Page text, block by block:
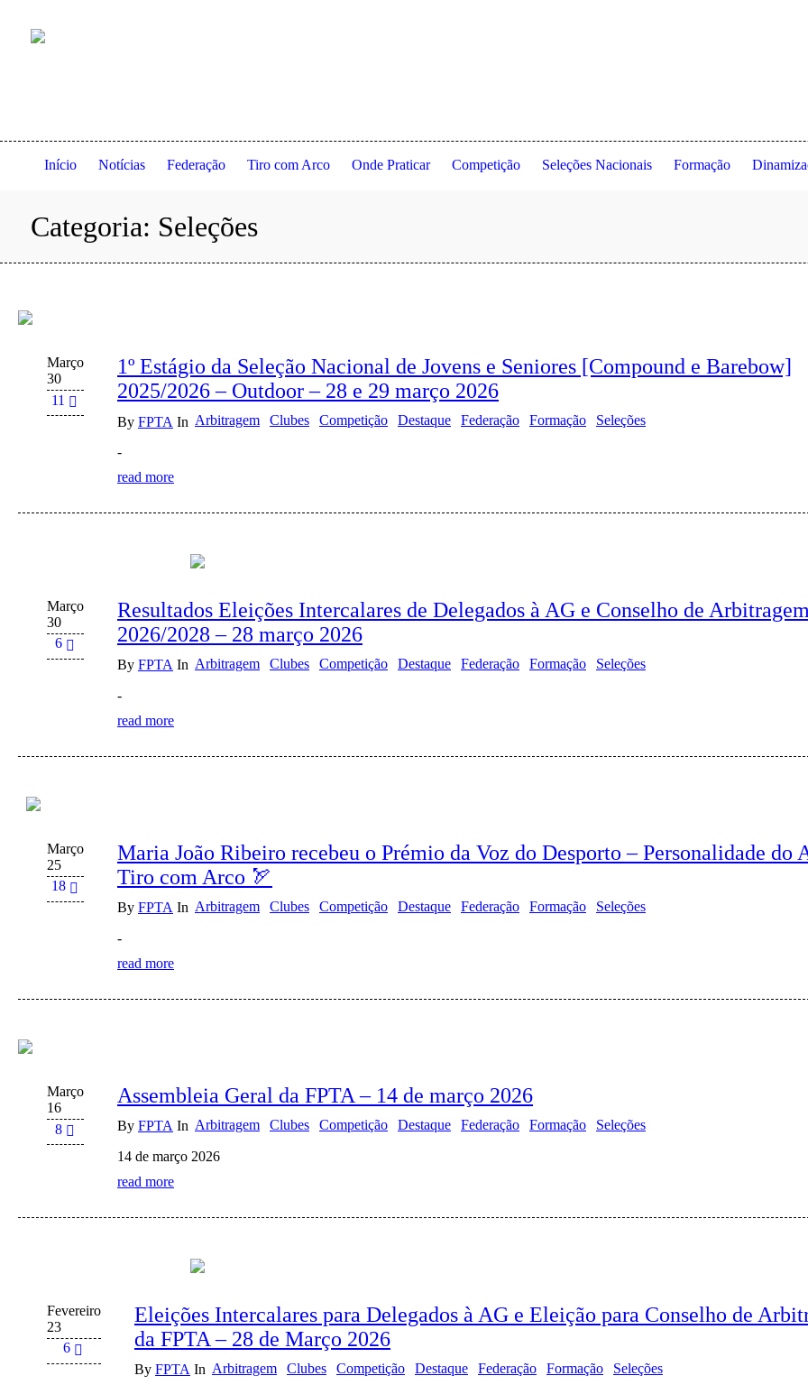
Início Notícias Federação Tiro com Arco Onde Praticar Competição Seleções Nacionais Formação
Categoria: Seleções
Março
30
11
1º Estágio da Seleção Nacional de Jovens e Seniores [Compound e Barebow]
2025/2026 – Outdoor – 28 e 29 março 2026
By FPTA In Arbitragem Clubes Competição Destaque Federação Formação Seleções
-
read more
Março
30
6
Resultados Eleições Intercalares de Delegados à AG e Conselho de Arbitragem
2026/2028 – 28 março 2026
By FPTA In Arbitragem Clubes Competição Destaque Federação Formação Seleções
-
read more
Março
25
18
Maria João Ribeiro recebeu o Prémio da Voz do Desporto – Personalidade do
Tiro com Arco 🏹
By FPTA In Arbitragem Clubes Competição Destaque Federação Formação Seleções
-
read more
Março
16
8
Assembleia Geral da FPTA – 14 de março 2026
By FPTA In Arbitragem Clubes Competição Destaque Federação Formação Seleções
14 de março 2026
read more
Fevereiro
23
6
Eleições Intercalares para Delegados à AG e Eleição para Conselho de
da FPTA – 28 de Março 2026
By FPTA In Arbitragem Clubes Competição Destaque Federação Formação Seleções